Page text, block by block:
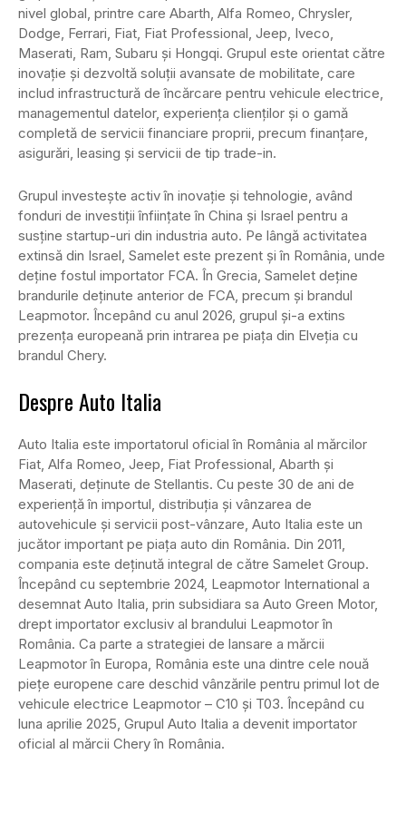
nivel global, printre care Abarth, Alfa Romeo, Chrysler,
Dodge, Ferrari, Fiat, Fiat Professional, Jeep, Iveco,
Maserati, Ram, Subaru și Hongqi. Grupul este orientat către
inovație și dezvoltă soluții avansate de mobilitate, care
includ infrastructură de încărcare pentru vehicule electrice,
managementul datelor, experiența clienților și o gamă
completă de servicii financiare proprii, precum finanțare,
asigurări, leasing și servicii de tip trade-in.
Grupul investește activ în inovație și tehnologie, având
fonduri de investiții înființate în China și Israel pentru a
susține startup-uri din industria auto. Pe lângă activitatea
extinsă din Israel, Samelet este prezent și în România, unde
deține fostul importator FCA. În Grecia, Samelet deține
brandurile deținute anterior de FCA, precum și brandul
Leapmotor. Începând cu anul 2026, grupul și-a extins
prezența europeană prin intrarea pe piața din Elveția cu
brandul Chery.
Despre Auto Italia
Auto Italia este importatorul oficial în România al mărcilor
Fiat, Alfa Romeo, Jeep, Fiat Professional, Abarth și
Maserati, deținute de Stellantis. Cu peste 30 de ani de
experiență în importul, distribuția și vânzarea de
autovehicule și servicii post-vânzare, Auto Italia este un
jucător important pe piața auto din România. Din 2011,
compania este deținută integral de către Samelet Group.
Începând cu septembrie 2024, Leapmotor International a
desemnat Auto Italia, prin subsidiara sa Auto Green Motor,
drept importator exclusiv al brandului Leapmotor în
România. Ca parte a strategiei de lansare a mărcii
Leapmotor în Europa, România este una dintre cele nouă
piețe europene care deschid vânzările pentru primul lot de
vehicule electrice Leapmotor – C10 și T03. Începând cu
luna aprilie 2025, Grupul Auto Italia a devenit importator
oficial al mărcii Chery în România.